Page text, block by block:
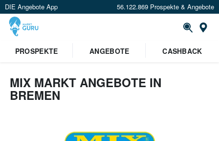
DIE Angebote App 56.122.869 Prospekte & Angebote
PROSPEKTE
ANGEBOTE CASHBACK
MIX MARKT ANGEBOTE IN
BREMEN